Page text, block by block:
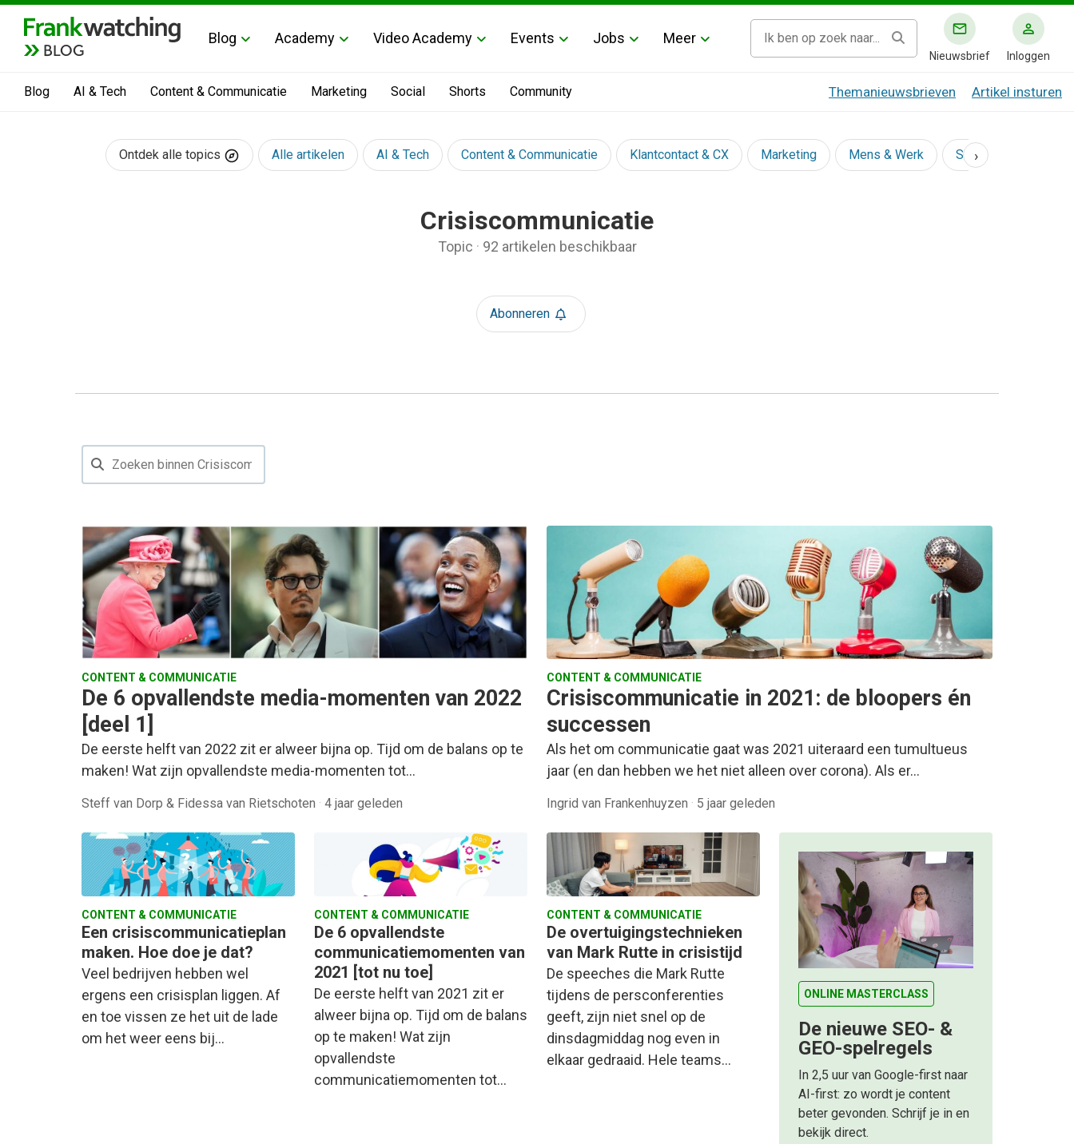
BLOG
Blog Academy Video Academy Events Jobs Meer
Nieuwsbrief Inloggen
Blog AI & Tech Content & Communicatie Marketing Social Shorts Community Themanieuwsbrieven Artikel insturen
Ontdek alle topics Alle artikelen AI & Tech Content & Communicatie Klantcontact & CX Marketing Mens & Werk Social
›
Crisiscommunicatie
Topic · 92 artikelen beschikbaar
Abonneren
CONTENT & COMMUNICATIE
De 6 opvallendste media-momenten van 2022
[deel 1]
De eerste helft van 2022 zit er alweer bijna op. Tijd om de balans op te
maken! Wat zijn opvallendste media-momenten tot…
Steff van Dorp & Fidessa van Rietschoten · 4 jaar geleden
CONTENT & COMMUNICATIE
Crisiscommunicatie in 2021: de bloopers én
successen
Als het om communicatie gaat was 2021 uiteraard een tumultueus
jaar (en dan hebben we het niet alleen over corona). Als er…
Ingrid van Frankenhuyzen · 5 jaar geleden
CONTENT & COMMUNICATIE
Een crisiscommunicatieplan
maken. Hoe doe je dat?
Veel bedrijven hebben wel
ergens een crisisplan liggen. Af
en toe vissen ze het uit de lade
om het weer eens bij…
CONTENT & COMMUNICATIE
De 6 opvallendste
communicatiemomenten van
2021 [tot nu toe]
De eerste helft van 2021 zit er
alweer bijna op. Tijd om de balans
op te maken! Wat zijn
opvallendste
communicatiemomenten tot…
CONTENT & COMMUNICATIE
De overtuigingstechnieken
van Mark Rutte in crisistijd
De speeches die Mark Rutte
tijdens de persconferenties
geeft, zijn niet snel op de
dinsdagmiddag nog even in
elkaar gedraaid. Hele teams…
ONLINE MASTERCLASS
De nieuwe SEO- &
GEO-spelregels
In 2,5 uur van Google-first naar
AI-first: zo wordt je content
beter gevonden. Schrijf je in en
bekijk direct.